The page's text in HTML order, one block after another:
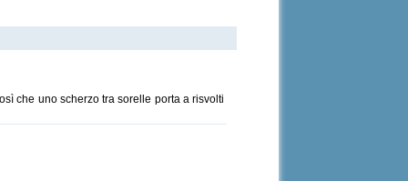
che uno scherzo tra sorelle porta a risvolti